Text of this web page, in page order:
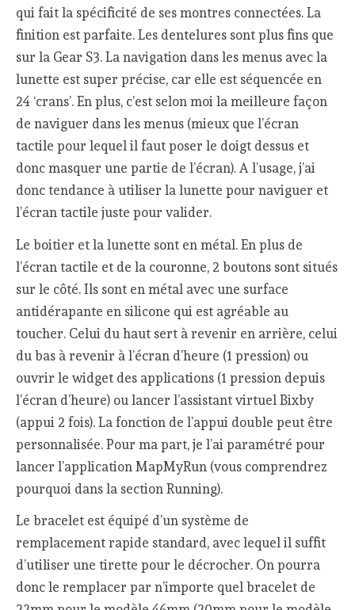
qui fait la spécificité de ses montres connectées. La
finition est parfaite. Les dentelures sont plus fins que
sur la Gear S3. La navigation dans les menus avec la
lunette est super précise, car elle est séquencée en
24 ‘crans’. En plus, c’est selon moi la meilleure façon
de naviguer dans les menus (mieux que l’écran
tactile pour lequel il faut poser le doigt dessus et
donc masquer une partie de l’écran). A l’usage, j’ai
donc tendance à utiliser la lunette pour naviguer et
l’écran tactile juste pour valider.
Le boitier et la lunette sont en métal. En plus de
l’écran tactile et de la couronne, 2 boutons sont situés
sur le côté. Ils sont en métal avec une surface
antidérapante en silicone qui est agréable au
toucher. Celui du haut sert à revenir en arrière, celui
du bas à revenir à l’écran d’heure (1 pression) ou
ouvrir le widget des applications (1 pression depuis
l’écran d’heure) ou lancer l’assistant virtuel Bixby
(appui 2 fois). La fonction de l’appui double peut être
personnalisée. Pour ma part, je l’ai paramétré pour
lancer l’application MapMyRun (vous comprendrez
pourquoi dans la section Running).
Le bracelet est équipé d’un système de
remplacement rapide standard, avec lequel il suffit
d’utiliser une tirette pour le décrocher. On pourra
donc le remplacer par n’importe quel bracelet de